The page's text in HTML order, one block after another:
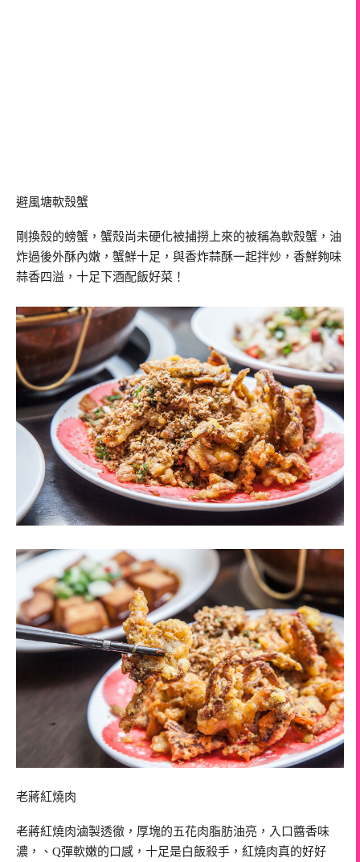
避風塘軟殼蟹
剛換殼的螃蟹，蟹殼尚未硬化被捕撈上來的被稱為軟殼蟹，油
炸過後外酥內嫩，蟹鮮十足，與香炸蒜酥一起拌炒，香鮮夠味
蒜香四溢，十足下酒配飯好菜！
老蔣紅燒肉
老蔣紅燒肉滷製透徹，厚塊的五花肉脂肪油亮，入口醬香味
濃，、Q彈軟嫩的口感，十足是白飯殺手，紅燒肉真的好好